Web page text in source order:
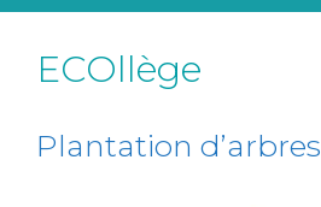
ECOllège
Plantation d’arbres